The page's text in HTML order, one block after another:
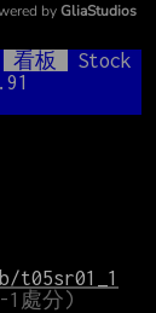
Mute
by GliaStudios
看板
Stock
t05sr01_1
1處分)